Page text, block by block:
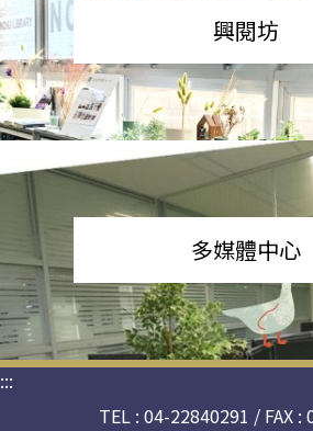
興閱坊
多媒體中心
:::
TEL : 04-22840291 / FAX :